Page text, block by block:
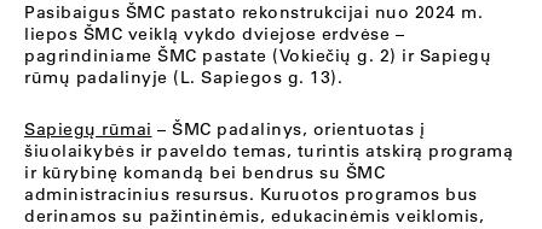
Pasibaigus ŠMC pastato rekonstrukcijai nuo 2024 m.
liepos ŠMC veiklą vykdo dviejose erdvėse –
pagrindiniame ŠMC pastate (Vokiečių g. 2) ir Sapiegų
rūmų padalinyje (L. Sapiegos g. 13).
Sapiegų rūmai – ŠMC padalinys, orientuotas į
šiuolaikybės ir paveldo temas, turintis atskirą programą
ir kūrybinę komandą bei bendrus su ŠMC
administracinius resursus. Kuruotos programos bus
derinamos su pažintinėmis, edukacinėmis veiklomis,